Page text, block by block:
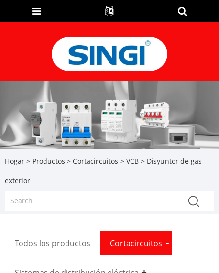
Hogar > Productos > Cortacircuitos > VCB > Disyuntor de gas
exterior
Todos los productos Cortacircuitos